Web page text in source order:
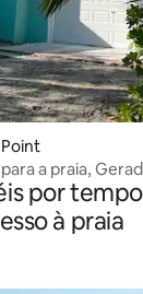
a praia,
por
à praia